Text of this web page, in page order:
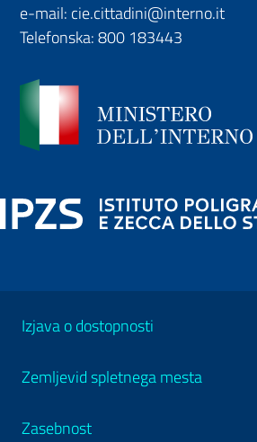
e-mail: cie.cittadini@interno.it
Telefonska:800 183443
Izjava o dostopnosti
Zemljevid spletnega mesta
Zasebnost